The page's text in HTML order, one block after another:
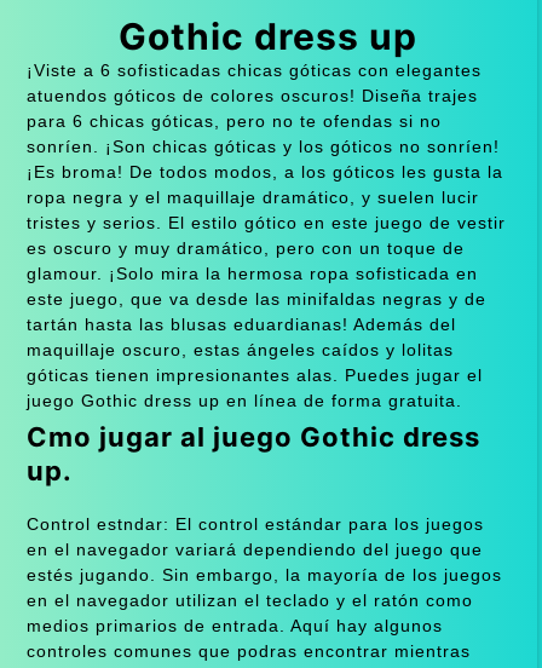
Gothic dress up
¡Viste a 6 sofisticadas chicas góticas con elegantes
atuendos góticos de colores oscuros! Diseña trajes
para 6 chicas góticas, pero no te ofendas si no
sonríen. ¡Son chicas góticas y los góticos no sonríen!
¡Es broma! De todos modos, a los góticos les gusta la
ropa negra y el maquillaje dramático, y suelen lucir
tristes y serios. El estilo gótico en este juego de vestir
es oscuro y muy dramático, pero con un toque de
glamour. ¡Solo mira la hermosa ropa sofisticada en
este juego, que va desde las minifaldas negras y de
tartán hasta las blusas eduardianas! Además del
maquillaje oscuro, estas ángeles caídos y lolitas
góticas tienen impresionantes alas. Puedes jugar el
juego Gothic dress up en línea de forma gratuita.
Cmo jugar al juego Gothic dress
up.
Control estndar: El control estándar para los juegos
en el navegador variará dependiendo del juego que
estés jugando. Sin embargo, la mayoría de los juegos
en el navegador utilizan el teclado y el ratón como
medios primarios de entrada. Aquí hay algunos
controles comunes que podras encontrar mientras